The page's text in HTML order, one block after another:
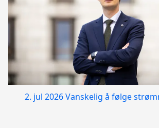
2. jul 2026Vanskelig å følge